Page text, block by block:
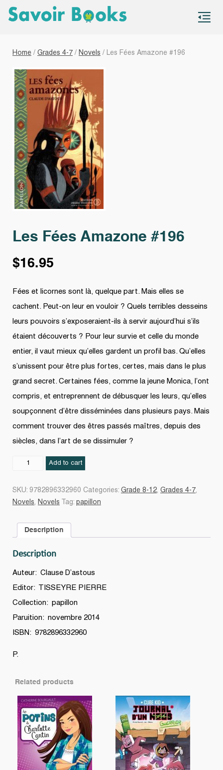
Home / Grades 4-7 / Novels / Les Fées Amazone #196
Les Fées Amazone #196
$16.95
Fées et licornes sont là, quelque part. Mais elles se
cachent. Peut-on leur en vouloir ? Quels terribles desseins
leurs pouvoirs s’exposeraient-ils à servir aujourd’hui s’ils
étaient découverts ? Pour leur survie et celle du monde
entier, il vaut mieux qu’elles gardent un profil bas. Qu’elles
s’unissent pour être plus fortes, certes, mais dans le plus
grand secret. Certaines fées, comme la jeune Monica, l’ont
compris, et entreprennent de débusquer les leurs, qu’elles
soupçonnent d’être disséminées dans plusieurs pays. Mais
comment trouver des êtres passés maîtres, depuis des
siècles, dans l’art de se dissimuler ?
Add to cart
SKU: 9782896332960 Categories: Grade 8-12, Grades 4-7,
Novels, Novels Tag: papillon
Description
Description
Auteur: Clause D’astous
Editor: TISSEYRE PIERRE
Collection: papillon
Paruition: novembre 2014
ISBN: 9782896332960
P.
Related products